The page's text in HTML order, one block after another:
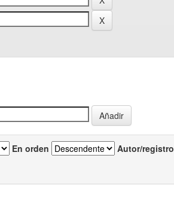
En orden Autor/registro